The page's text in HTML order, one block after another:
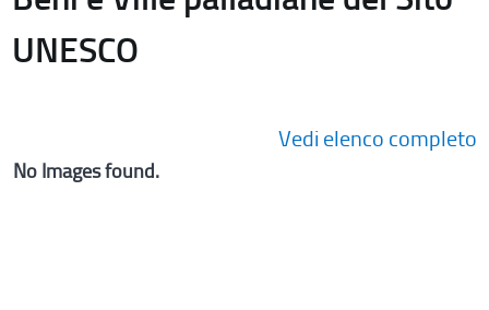
UNESCO
Vedi elenco completo
No Images found.